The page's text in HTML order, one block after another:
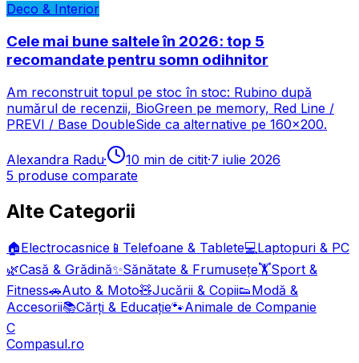
Deco & Interior
Cele mai bune saltele în 2026: top 5
recomandate pentru somn odihnitor
Am reconstruit topul pe stoc în stoc: Rubino după
numărul de recenzii, BioGreen pe memory, Red Line /
PREVI / Base DoubleSide ca alternative pe 160×200.
Alexandra Radu· 10 min de citit·7 iulie 2026
5 produse comparate
Alte Categorii
🏠Electrocasnice 📱 Telefoane & Tablete💻Laptopuri & PC
🌿Casă & Grădină✨Sănătate & Frumusețe🏋️Sport &
Fitness🚗Auto & Moto🧸Jucării & Copii👟Modă &
Accesorii📚Cărți & Educație🐾Animale de Companie
C
Compasul.ro